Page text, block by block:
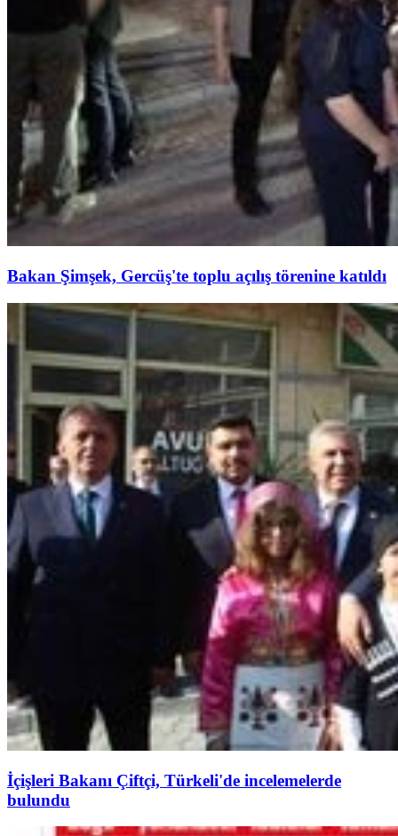
Bakan Şimşek, Gercüş'te toplu açılış törenine katıldı
İçişleri Bakanı Çiftçi, Türkeli'de incelemelerde
bulundu